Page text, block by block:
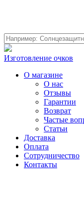
Изготовление очков
О магазине
О нас
Отзывы
Гарантии
Возврат
Частые
Статьи
Доставка
Оплата
Сотрудничество
Контакты